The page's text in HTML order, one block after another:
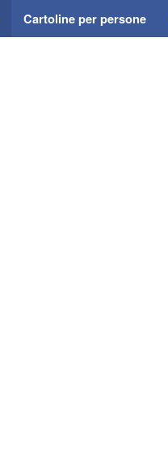
Cartoline per persone